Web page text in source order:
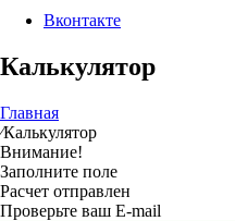
Вконтакте
Калькулятор
Главная
⁄Калькулятор
Внимание!
Заполните поле
Расчет отправлен
Проверьте ваш E-mail